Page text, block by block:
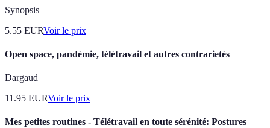
Synopsis
5.55 EURVoir le prix
Open space, pandémie, télétravail et autres contrarietés
Dargaud
11.95 EURVoir le prix
Mes petites routines - Télétravail en toute sérénité: Postures